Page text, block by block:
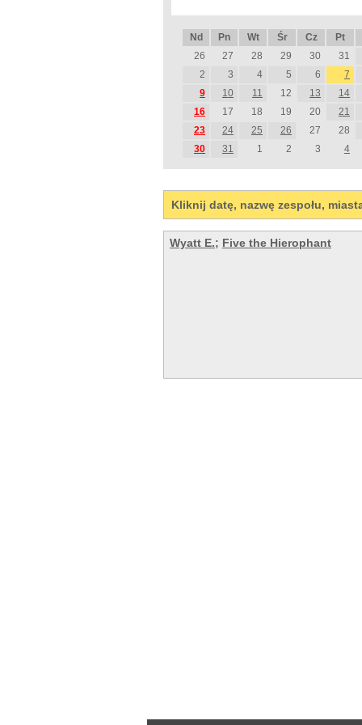
Nd Pn Wt Śr Cz
Pt
26
27 28 29 30
31
2
3 4 5 6
7
9
10 11 12 13
14
16
17 18 19 20
21
23
24 25 26 27
28
30
31 1 2 3 4
Kliknij datę, nazwę zespołu,
Wyatt E.; Five the Hierophant